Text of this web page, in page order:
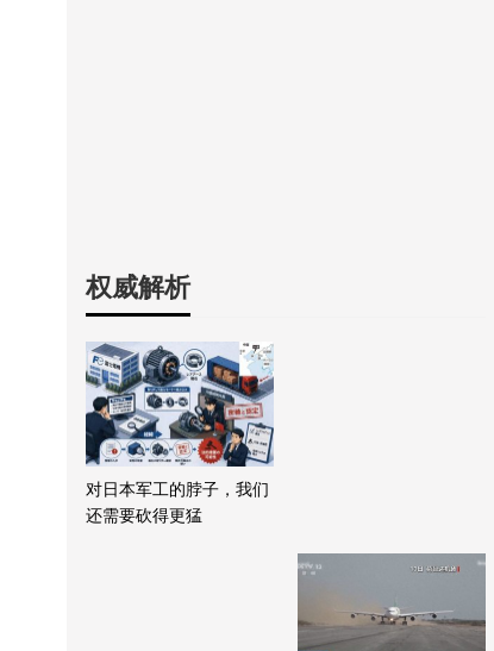
权威解析
对日本军工的脖子，我们
还需要砍得更猛